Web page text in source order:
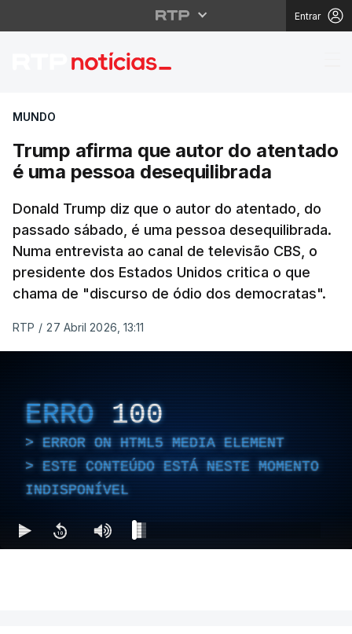
Entrar
Trump afirma que
MUNDO
Trump afirma que autor do atentado
é uma pessoa desequilibrada
Donald Trump diz que o autor do atentado, do
passado sábado, é uma pessoa desequilibrada.
Numa entrevista ao canal de televisão CBS, o
presidente dos Estados Unidos critica o que
chama de "discurso de ódio dos democratas".
RTP / 27 Abril 2026, 13:11
ERRO 100
ERROR ON HTML5 MEDIA ELEMENT
ESTE CONTEÚDO ESTÁ NESTE MOMENTO
INDISPONÍVEL